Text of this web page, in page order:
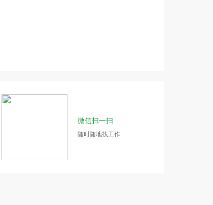
微信扫一扫
随时随地找工作